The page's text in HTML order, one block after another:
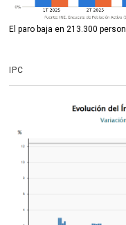
El paro baja en 213.300
IPC